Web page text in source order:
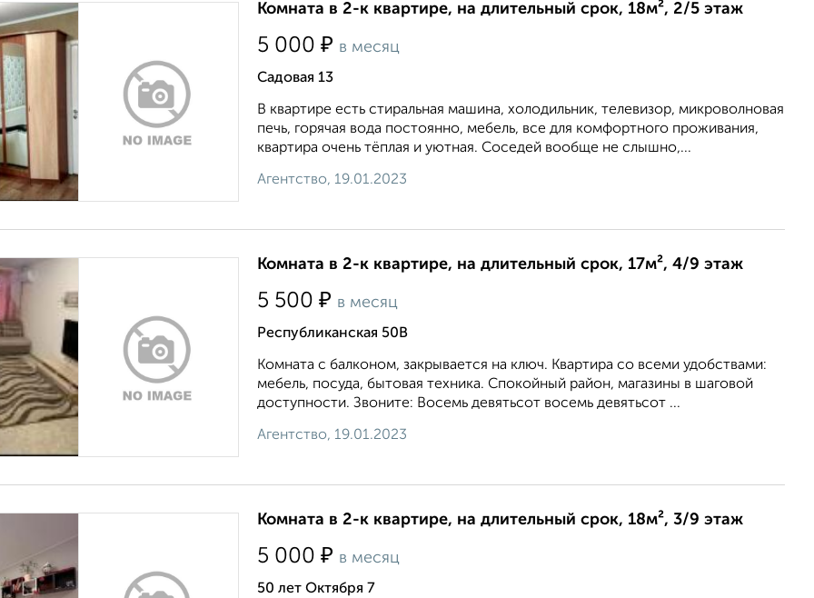
Комната в 2-к квартире, на длительный срок, 18м², 2/5 этаж
5 000 ₽ в месяц
Садовая 13
В квартире есть стиральная машина, холодильник, телевизор, микроволновая
печь, горячая вода постоянно, мебель, все для комфортного проживания,
квартира очень тёплая и уютная. Соседей вообще не слышно,...
Агентство, 19.01.2023
Комната в 2-к квартире, на длительный срок, 17м², 4/9 этаж
5 500 ₽ в месяц
Республиканская 50В
Комната с балконом, закрывается на ключ. Квартира со всеми удобствами:
мебель, посуда, бытовая техника. Спокойный район, магазины в шаговой
доступности. Звоните: Восемь девятьсот восемь девятьсот ...
Агентство, 19.01.2023
Комната в 2-к квартире, на длительный срок, 18м², 3/9 этаж
5 000 ₽ в месяц
50 лет Октября 7